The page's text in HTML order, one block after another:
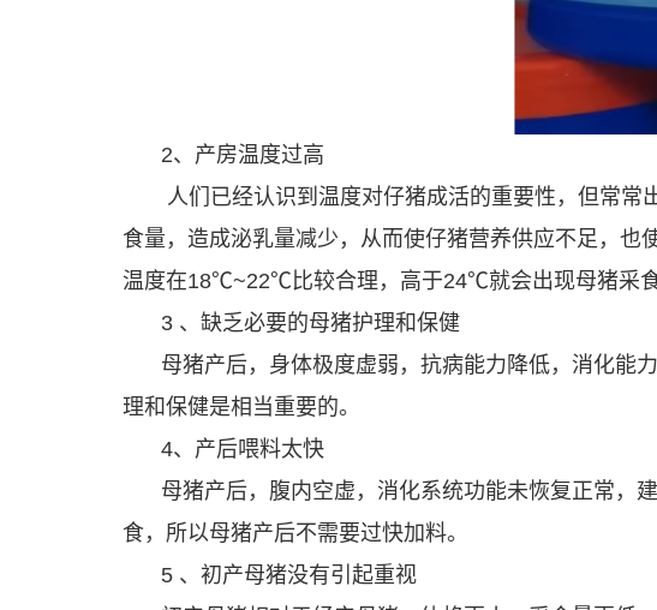
2、产房温度过高
人们已经认识到温度对仔猪成活的重要性，但常
食量，造成泌乳量减少，从而使仔猪营养供应不足，
温度在18℃~22℃比较合理，高于24℃就会出现母猪采
3 、缺乏必要的母猪护理和保健
母猪产后，身体极度虚弱，抗病能力降低，消化能
理和保健是相当重要的。
4、产后喂料太快
母猪产后，腹内空虚，消化系统功能未恢复正常，
食，所以母猪产后不需要过快加料。
5 、初产母猪没有引起重视